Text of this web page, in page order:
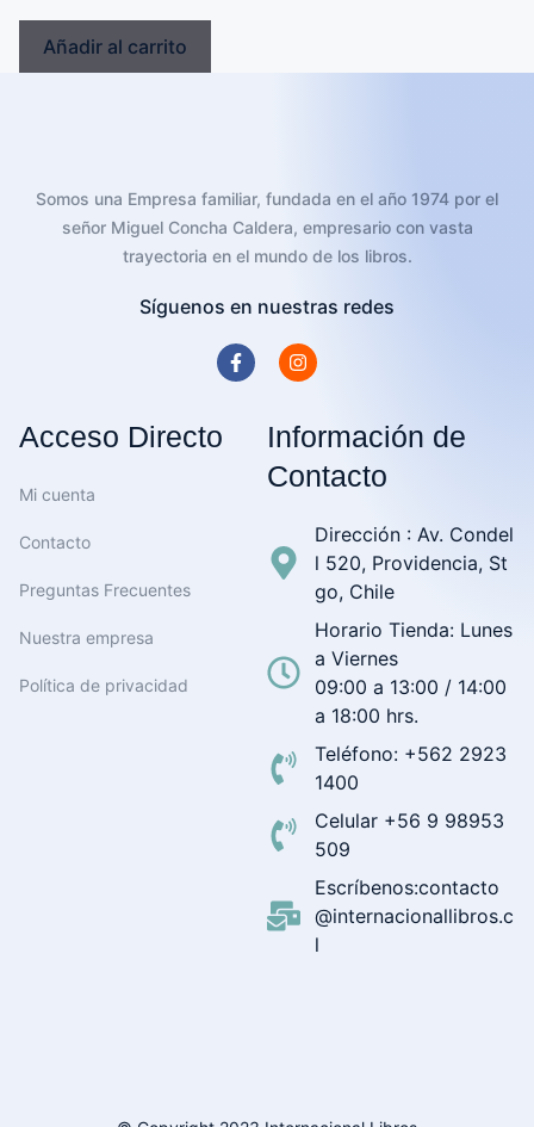
Añadir al carrito
Somos una Empresa familiar, fundada en el año 1974 por el
señor Miguel Concha Caldera, empresario con vasta
trayectoria en el mundo de los libros.
Síguenos en nuestras redes
Acceso Directo
Mi cuenta
Contacto
Preguntas Frecuentes
Nuestra empresa
Política de privacidad
Información de
Contacto
Dirección : Av. Condel
l 520, Providencia, St
go, Chile
Horario Tienda: Lunes
a Viernes
09:00 a 13:00 / 14:00
a 18:00 hrs.
Teléfono: +562 2923
1400
Celular +56 9 98953
509
Escríbenos:contacto
@internacionallibros.c
l